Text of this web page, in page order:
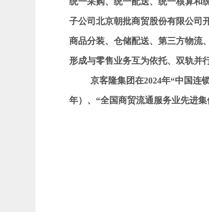
子公司北京朝批商贸股份有限公司
商品分装、仓储配送、第三方物流
形成与零售业务互为依托、双轨并
京客隆集团在2024年“中国连
年）、“全国商贸流通服务业先进集